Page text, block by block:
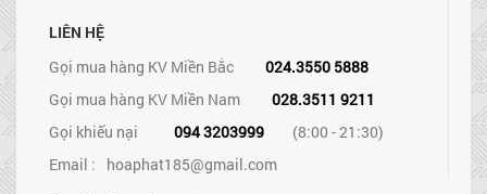
LIÊN HỆ
Gọi mua hàng KV Miền Bắc
024.3550 5888
Gọi mua hàng KV Miền Nam
028.3511 9211
Gọi khiếu nại
094 3203999
(8:00 - 21:30)
Email : hoaphat185@gmail.com